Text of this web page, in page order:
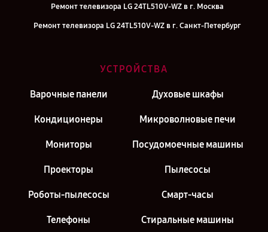
Ремонт телевизора LG 24TL510V-WZ в г. Москва
Ремонт телевизора LG 24TL510V-WZ в г. Санкт-Петербург
УСТРОЙСТВА
Варочные панели Духовые шкафы
Кондиционеры Микроволновые печи
Мониторы Посудомоечные машины
Проекторы Пылесосы
Роботы-пылесосы Смарт-часы
Телефоны Стиральные машины